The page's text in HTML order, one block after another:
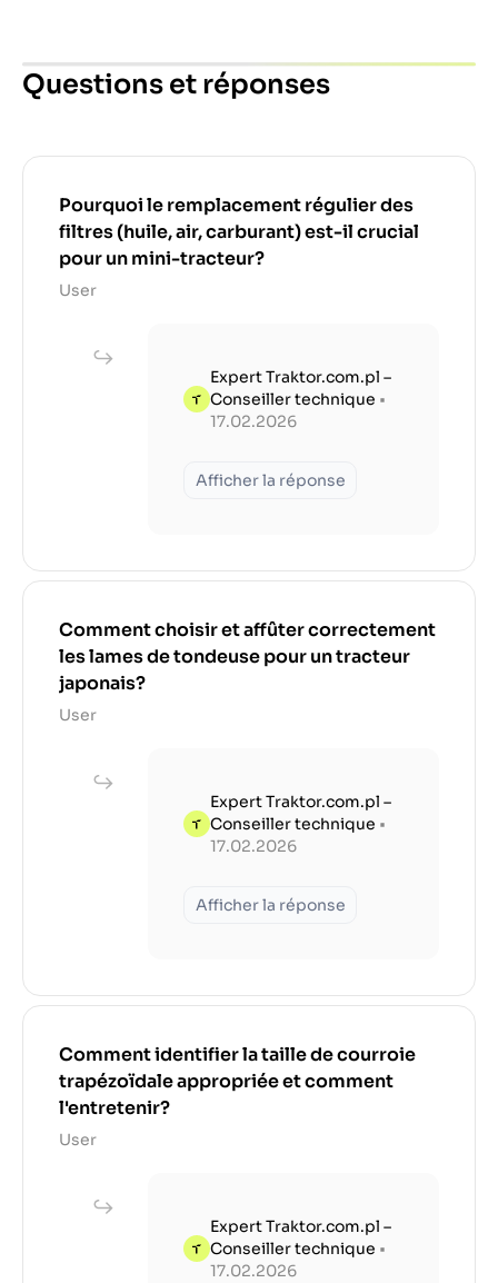
Questions et réponses
Pourquoi le remplacement régulier des
filtres (huile, air, carburant) est-il crucial
pour un mini-tracteur?
User
Expert Traktor.com.pl –
Conseiller technique •
17.02.2026
Afficher la réponse
Comment choisir et affûter correctement
les lames de tondeuse pour un tracteur
japonais?
User
Expert Traktor.com.pl –
Conseiller technique •
17.02.2026
Afficher la réponse
Comment identifier la taille de courroie
trapézoïdale appropriée et comment
l'entretenir?
User
Expert Traktor.com.pl –
Conseiller technique •
17.02.2026